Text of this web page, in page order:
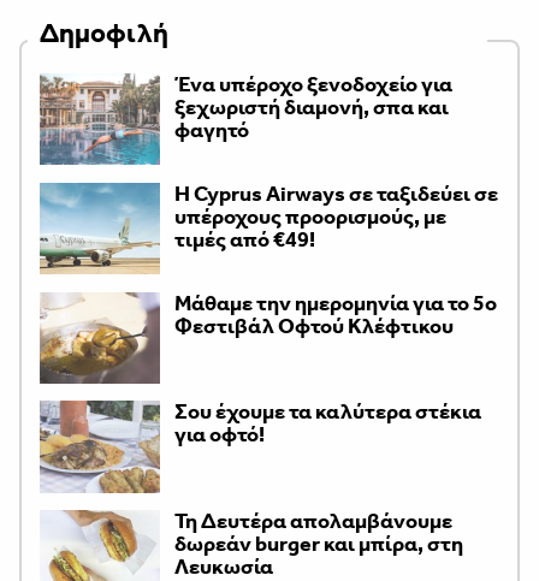
Δημοφιλή
Ένα υπέροχο ξενοδοχείο για
ξεχωριστή διαμονή, σπα και
φαγητό
H Cyprus Airways σε ταξιδεύει σε
υπέροχους προορισμούς, με
τιμές από €49!
Μάθαμε την ημερομηνία για το 5ο
Φεστιβάλ Οφτού Κλέφτικου
Σου έχουμε τα καλύτερα στέκια
για οφτό!
Τη Δευτέρα απολαμβάνουμε
δωρεάν burger και μπίρα, στη
Λευκωσία